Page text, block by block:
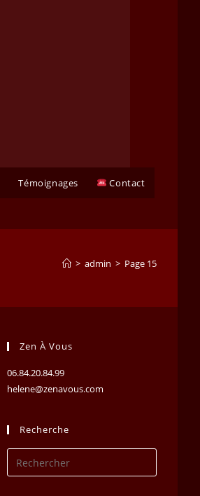
Témoignages Contact
> admin > Page 15
Zen À Vous
06.84.20.84.99
helene@zenavous.com
Recherche
Escape